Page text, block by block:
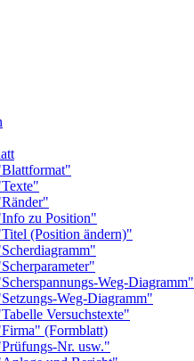
zu Position"
(Position ändern)"
Weg-Diagramm"
Weg-Diagramm"
Versuchstexte"
(Formblatt)
Nr. usw."